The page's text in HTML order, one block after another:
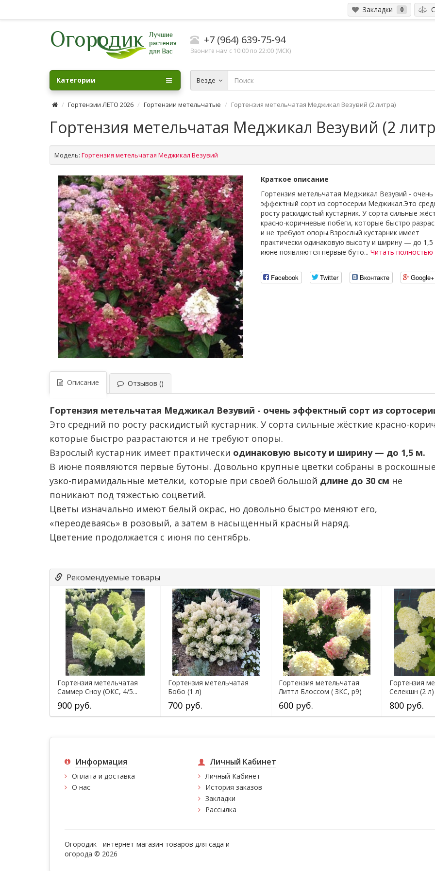
Закладки 0
+7 (964) 639-75-94
Звоните нам с 10:00 по 22:00 (МСК)
Везде
Категории
Гортензии ЛЕТО 2026 Гортензии метельчатые Гортензия метельчатая Меджикал Везувий (2 литра)
Гортензия метельчатая Меджикал Везувий (2
Модель: Гортензия метельчатая Меджикал Везувий
Краткое описание
Гортензия метельчатая Меджикал Везувий - очень
эффектный сорт из сортосерии Меджикал.Это
росту раскидистый кустарник. У сорта сильные
красно-коричневые побеги, которые быстро
и не требуют опоры.Взрослый кустарник имеет
практически одинаковую высоту и ширину — до
июне появляются первые буто... Читать
Facebook Twitter Вконтакте Google+
Описание Отзывов ()
Гортензия метельчатая Меджикал Везувий - очень эффектный сорт из
Это средний по росту раскидистый кустарник. У сорта сильные жёсткие красно-
которые быстро разрастаются и не требуют опоры.
Взрослый кустарник имеет практически одинаковую высоту и ширину — до 1,5 м.
В июне появляются первые бутоны. Довольно крупные цветки собраны в
узко-пирамидальные метёлки, которые при своей большой длине до 30 см не
поникают под тяжестью соцветий.
Цветы изначально имеют белый окрас, но довольно быстро меняют его,
«переодеваясь» в розовый, а затем в насыщенный красный наряд.
Цветение продолжается с июня по сентябрь.
Рекомендуемые товары
Гортензия метельчатая
Саммер Сноу (ОКС, 4/5...
900 руб.
Гортензия метельчатая
Бобо (1 л)
700 руб.
Гортензия метельчатая
Литтл Блоссом ( ЗКС, р9)
600 руб.
Гортензия
Селекшн (2 л)
800 руб.
Информация
Оплата и доставка
О нас
Личный Кабинет
Личный Кабинет
История заказов
Закладки
Рассылка
Огородик - интернет-магазин товаров для сада и
огорода © 2026